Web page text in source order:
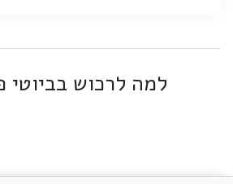
למה לרכוש בביוטי